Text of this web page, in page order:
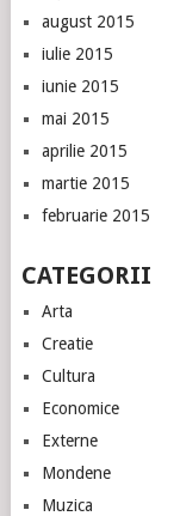
august 2015
iulie 2015
iunie 2015
mai 2015
aprilie 2015
martie 2015
februarie 2015
CATEGORII
Arta
Creatie
Cultura
Economice
Externe
Mondene
Muzica